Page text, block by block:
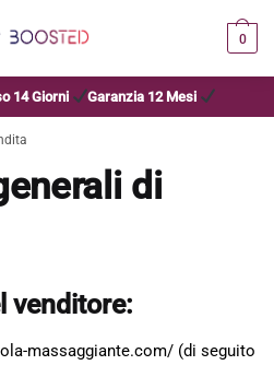
0
14 Giorni Garanzia 12 Mesi
di
venditore:
massaggiante.com/ (di seguito